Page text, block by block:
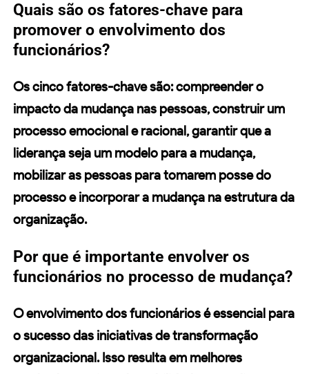
Quais são os fatores-chave para
promover o envolvimento dos
funcionários?
Os cinco fatores-chave são: compreender o
impacto da mudança nas pessoas, construir um
processo emocional e racional, garantir que a
liderança seja um modelo para a mudança,
mobilizar as pessoas para tomarem posse do
processo e incorporar a mudança na estrutura da
organização.
Por que é importante envolver os
funcionários no processo de mudança?
O envolvimento dos funcionários é essencial para
o sucesso das iniciativas de transformação
organizacional. Isso resulta em melhores